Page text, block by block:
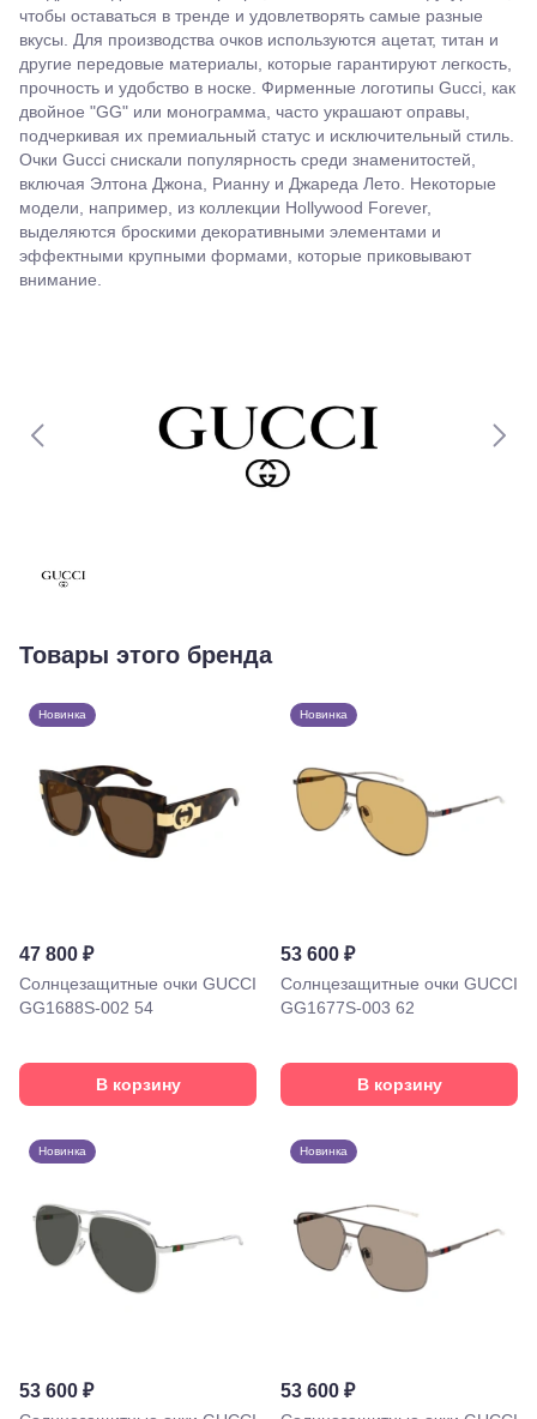
чтобы оставаться в тренде и удовлетворять самые разные
вкусы. Для производства очков используются ацетат, титан и
другие передовые материалы, которые гарантируют легкость,
прочность и удобство в носке. Фирменные логотипы Gucci, как
двойное "GG" или монограмма, часто украшают оправы,
подчеркивая их премиальный статус и исключительный стиль.
Очки Gucci снискали популярность среди знаменитостей,
включая Элтона Джона, Рианну и Джареда Лето. Некоторые
модели, например, из коллекции Hollywood Forever,
выделяются броскими декоративными элементами и
эффектными крупными формами, которые приковывают
внимание.
Товары этого бренда
Новинка
47 800 ₽
Солнцезащитные очки GUCCI
GG1688S-002 54
В корзину
Новинка
53 600 ₽
Солнцезащитные очки GUCCI
GG1677S-003 62
В корзину
Новинка
53 600 ₽
Новинка
53 600 ₽